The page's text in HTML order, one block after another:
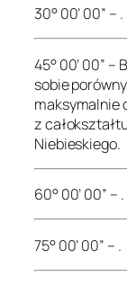
30° 00’ 00” – .
45° 00’ 00”
sobie
maksymalnie
z
Niebieskiego.
60° 00’ 00” – .
75° 00’ 00” – .